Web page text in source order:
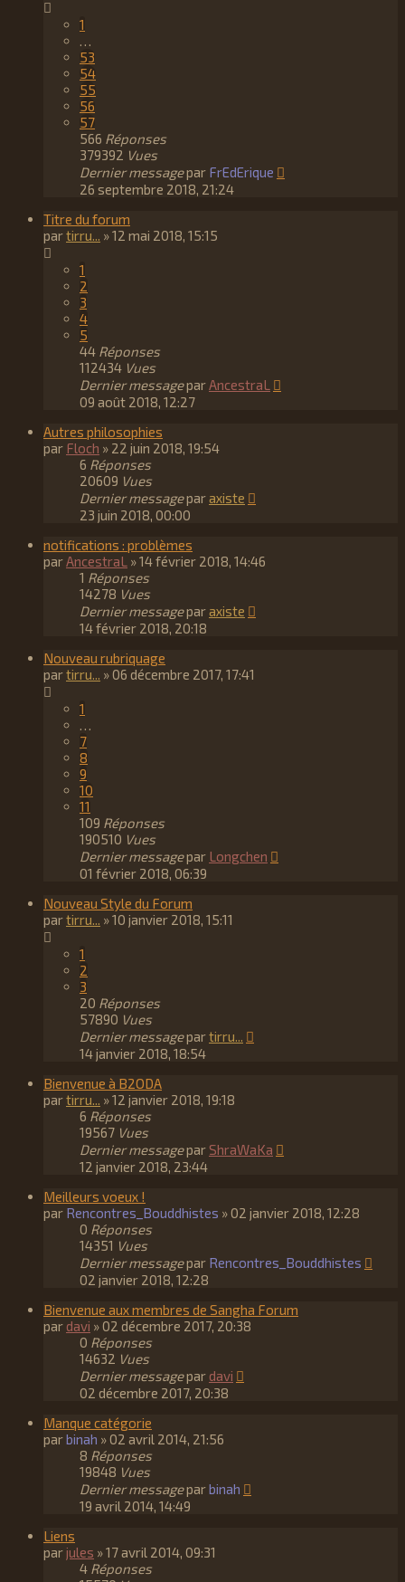
1
…
53
54
55
56
57
566 Réponses
379392 Vues
Dernier messagepar FrEdErique
26 septembre 2018, 21:24
Titre du forum
partirru... »12 mai 2018, 15:15
1
2
3
4
5
44 Réponses
112434 Vues
Dernier messageparAncestraL
09 août 2018, 12:27
Autres philosophies
par Floch » 22 juin 2018, 19:54
6 Réponses
20609 Vues
Dernier messageparaxiste
23 juin 2018, 00:00
notifications : problèmes
parAncestraL »14 février 2018, 14:46
1 Réponses
14278 Vues
Dernier messageparaxiste
14 février 2018, 20:18
Nouveau rubriquage
partirru... »06 décembre 2017, 17:41
1
…
7
8
9
10
11
109 Réponses
190510 Vues
Dernier messagepar Longchen
01 février 2018, 06:39
Nouveau Style du Forum
partirru... »10 janvier 2018, 15:11
1
2
3
20 Réponses
57890 Vues
Dernier messagepartirru...
14 janvier 2018, 18:54
Bienvenue à B2ODA
partirru... »12 janvier 2018, 19:18
6 Réponses
19567 Vues
Dernier messageparShraWaKa
12 janvier 2018, 23:44
Meilleurs voeux !
par Rencontres_Bouddhistes »02 janvier 2018, 12:28
0 Réponses
14351 Vues
Dernier messagepar Rencontres_Bouddhistes
02 janvier 2018, 12:28
Bienvenue aux membres de Sangha Forum
pardavi »02 décembre 2017, 20:38
0 Réponses
14632 Vues
Dernier messagepardavi
02 décembre 2017, 20:38
Manque catégorie
parbinah »02 avril 2014, 21:56
8 Réponses
19848 Vues
Dernier messageparbinah
19 avril 2014, 14:49
Liens
parjules »17 avril 2014, 09:31
4 Réponses